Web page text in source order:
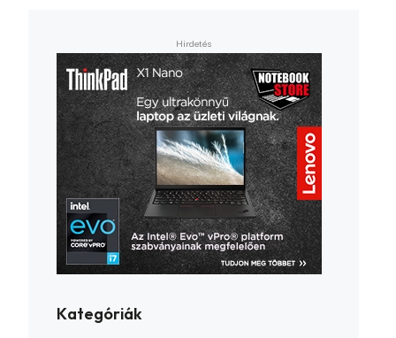
Kategóriák